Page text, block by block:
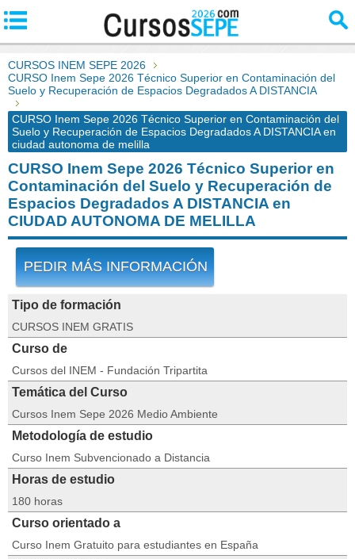
CURSOS INEM SEPE 2026
CURSO Inem Sepe 2026 Técnico Superior en Contaminación del
Suelo y Recuperación de Espacios Degradados A DISTANCIA
CURSO Inem Sepe 2026 Técnico Superior en Contaminación del
Suelo y Recuperación de Espacios Degradados A DISTANCIA en
ciudad autonoma de melilla
CURSO Inem Sepe 2026 Técnico Superior en
Contaminación del Suelo y Recuperación de
Espacios Degradados A DISTANCIA en
CIUDAD AUTONOMA DE MELILLA
PEDIR MÁS INFORMACIÓN
Tipo de formación
CURSOS INEM GRATIS
Curso de
Cursos del INEM - Fundación Tripartita
Temática del Curso
Cursos Inem Sepe 2026 Medio Ambiente
Metodología de estudio
Curso Inem Subvencionado a Distancia
Horas de estudio
180 horas
Curso orientado a
Curso Inem Gratuito para estudiantes en España